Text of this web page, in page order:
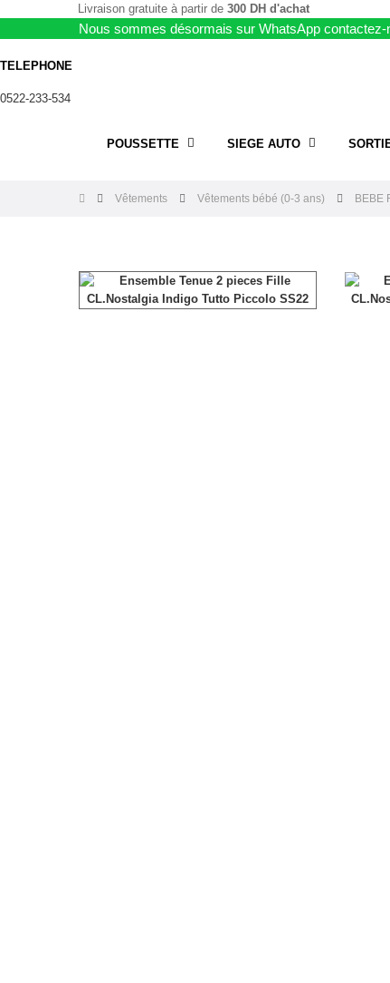
Livraison gratuite à partir de 300 DH d'achat
Nous sommes désormais sur WhatsApp contactez-
TELEPHONE
0522-233-534
POUSSETTE SIEGE AUTO
Vêtements Vêtements bébé (0-3 ans) BEBE